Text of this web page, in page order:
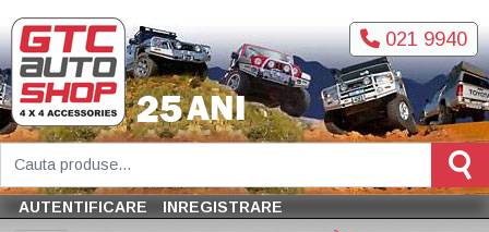
021 9940
AUTENTIFICARE INREGISTRARE